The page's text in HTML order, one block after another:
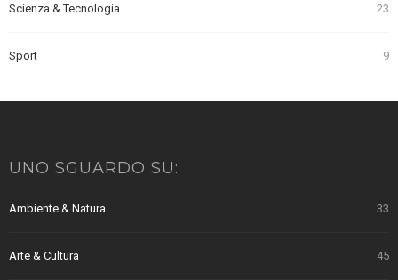
Scienza & Tecnologia 23
Sport 9
UNO SGUARDO SU:
Ambiente & Natura 33
Arte & Cultura 45